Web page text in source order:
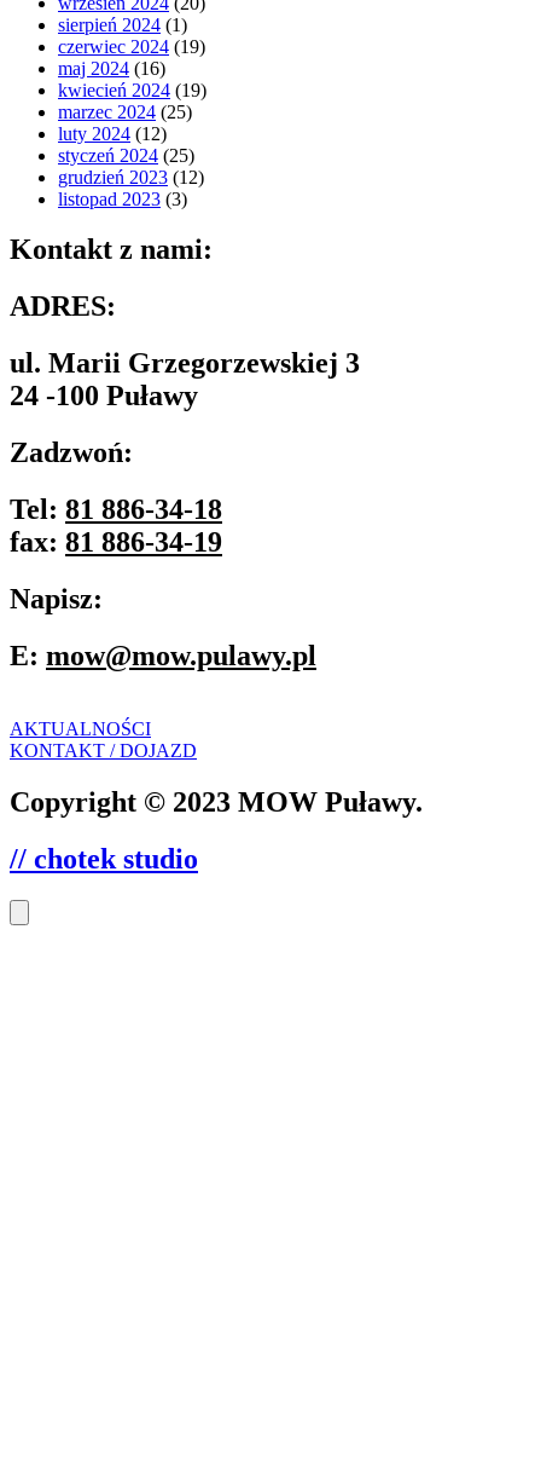
sierpień 2024 (1)
czerwiec 2024 (19)
maj 2024 (16)
kwiecień 2024 (19)
marzec 2024 (25)
luty 2024 (12)
styczeń 2024 (25)
grudzień 2023 (12)
listopad 2023 (3)
Kontakt z nami:
ADRES:
ul. Marii Grzegorzewskiej 3
24 -100 Puławy
Zadzwoń:
Tel: 81 886-34-18
fax: 81 886-34-19
Napisz:
E: mow@mow.pulawy.pl
AKTUALNOŚCI
KONTAKT / DOJAZD
Copyright © 2023 MOW Puławy.
// chotek studio